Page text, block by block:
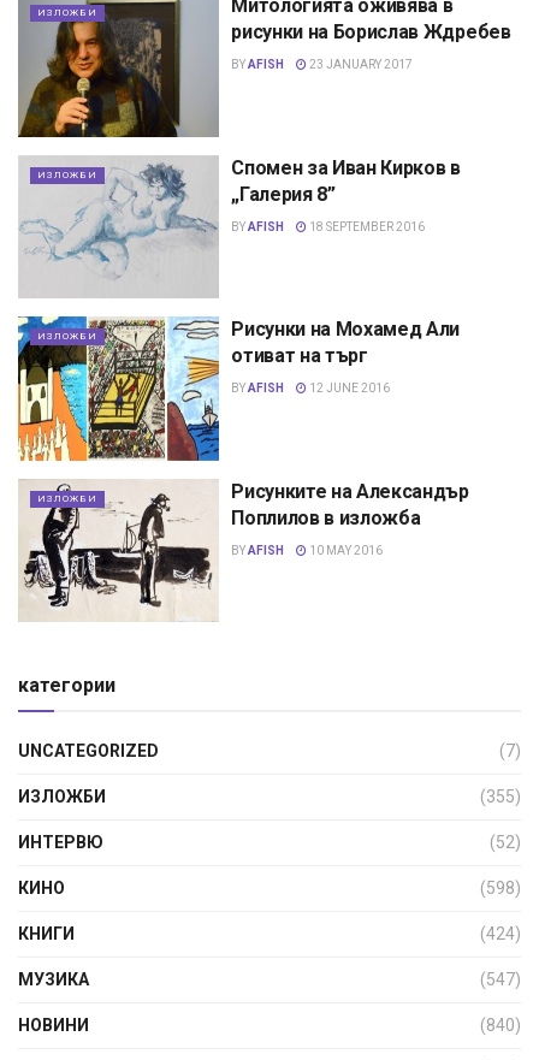
ИЗЛОЖБИ
Митологията оживява в
рисунки на Борислав Ждребев
BYAFISH 23 JANUARY 2017
ИЗЛОЖБИ
Спомен за Иван Кирков в
„Галерия 8”
BYAFISH 18 SEPTEMBER 2016
ИЗЛОЖБИ
Рисунки на Мохамед Али
отиват на търг
BYAFISH 12 JUNE 2016
ИЗЛОЖБИ
Рисунките на Александър
Поплилов в изложба
BYAFISH 10 MAY 2016
категории
UNCATEGORIZED (7)
ИЗЛОЖБИ (355)
ИНТЕРВЮ (52)
КИНО (598)
КНИГИ (424)
МУЗИКА (547)
НОВИНИ (840)